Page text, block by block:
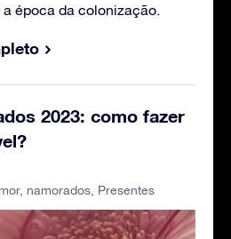
época da colonização.
2023: como fazer
, namorados Presentes